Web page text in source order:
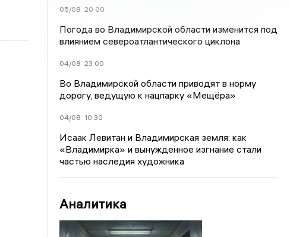
05/08 20:00
Погода во Владимирской области изменится под
влиянием североатлантического циклона
04/08 23:00
Во Владимирской области приводят в норму
дорогу, ведущую к нацпарку «Мещёра»
04/08 10:30
Исаак Левитан и Владимирская земля: как
«Владимирка» и вынужденное изгнание стали
частью наследия художника
Аналитика